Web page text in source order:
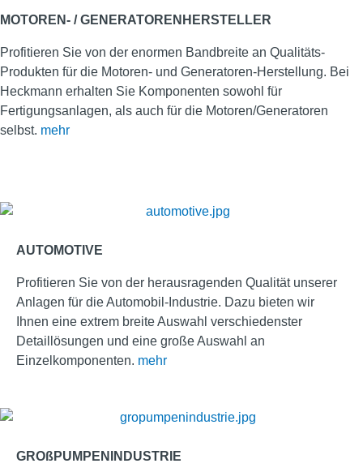
MOTOREN- / GENERATORENHERSTELLER
Profitieren Sie von der enormen Bandbreite an Qualitäts-
Produkten für die Motoren- und Generatoren-Herstellung. Bei
Heckmann erhalten Sie Komponenten sowohl für
Fertigungsanlagen, als auch für die Motoren/Generatoren
selbst. mehr
AUTOMOTIVE
Profitieren Sie von der herausragenden Qualität unserer
Anlagen für die Automobil-Industrie. Dazu bieten wir
Ihnen eine extrem breite Auswahl verschiedenster
Detaillösungen und eine große Auswahl an
Einzelkomponenten. mehr
GROßPUMPENINDUSTRIE